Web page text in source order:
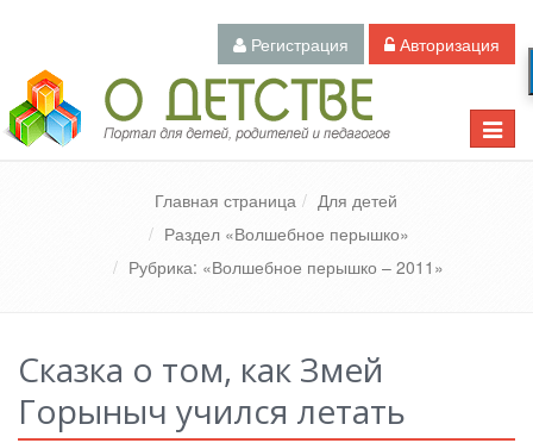
Регистрация Авторизация
Toggle
Педагогический портал «О детстве»
Главная страница
Для детей
Раздел «Волшебное перышко»
Рубрика: «Волшебное перышко – 2011»
Сказка о том, как Змей
Горыныч учился летать